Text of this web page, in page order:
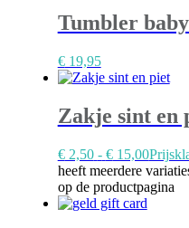
Tumbler
€19,95
Zakje sint en
€2,50 - €15,00
heeft meerdere
op de productpagina